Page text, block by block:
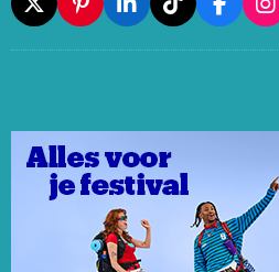
X
P
I
N
E
S
T
L
I
N
I
N
T
I
K
F
A
C
O
I
N
S
R
M